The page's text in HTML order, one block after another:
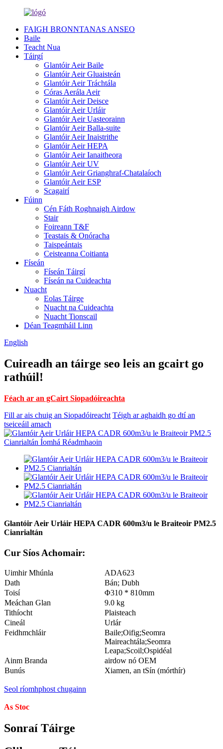
FAIGH BRONNTANAS ANSEO
Baile
Teacht Nua
Táirgí
Glantóir Aeir Baile
Glantóir Aeir Gluaisteán
Glantóir Aeir Tráchtála
Córas Aerála Aeir
Glantóir Aeir Deisce
Glantóir Aeir Urláir
Glantóir Aeir Uasteorainn
Glantóir Aeir Balla-suite
Glantóir Aeir Inaistrithe
Glantóir Aeir HEPA
Glantóir Aeir Ianaitheora
Glantóir Aeir UV
Glantóir Aeir Grianghraf-Chatalaíoch
Glantóir Aeir ESP
Scagairí
Fúinn
Cén Fáth Roghnaigh Airdow
Stair
Foireann T&F
Teastais & Onóracha
Taispeántais
Ceisteanna Coitianta
Físeán
Físeán Táirgí
Físeán na Cuideachta
Nuacht
Eolas Táirge
Nuacht na Cuideachta
Nuacht Tionscail
Déan Teagmháil Linn
English
Cuireadh an táirge seo leis an gcairt go
rathúil!
Féach ar an gCairt Siopadóireachta
Fill ar ais chuig an Siopadóireacht Téigh ar aghaidh go dtí an
tseiceáil amach
Glantóir Aeir Urláir HEPA CADR 600m3/u le Braiteoir PM2.5
Cianrialtán
Cur Síos Achomair:
Uimhir Mhúnla
ADA623
Dath
Bán; Dubh
Toisí
Φ310 * 810mm
Meáchan Glan
9.0 kg
Tithíocht
Plaisteach
Cineál
Urlár
Feidhmchláir
Baile;Oifig;Seomra
Maireachtála;Seomra
Leapa;Scoil;Ospidéal
Ainm Branda
airdow nó OEM
Bunús
Xiamen, an tSín (mórthír)
Seol ríomhphost chugainn
As Stoc
Sonraí Táirge